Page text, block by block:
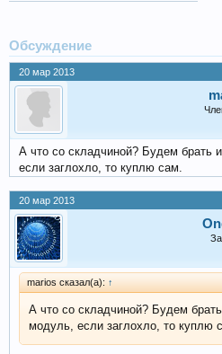
Обсуждение
20 мар 2013
А что со складчиной? Будем брать
если заглохло, то куплю сам.
20 мар 2013
marios сказал(а): ↑
А что со складчиной? Будем
модуль, если заглохло, то куплю